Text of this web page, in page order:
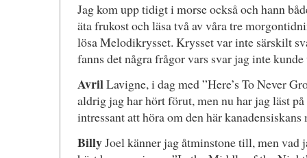
Jag kom upp tidigt i morse också och hann
äta frukost och läsa två av våra tre
lösa Melodikrysset. Krysset var inte särskilt
fanns det några frågor vars svar jag inte
AvrilLavigne, i dag med ”Here’s To Never
aldrig jag har hört förut, men nu har jag läst
intressant att höra om den här
BillyJoel känner jag åtminstone till, men vad